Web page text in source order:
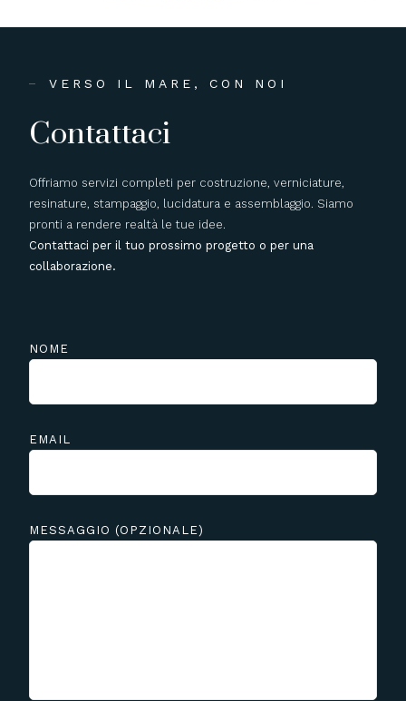
VERSO IL MARE, CON NOI
Contattaci
Offriamo servizi completi per costruzione, verniciature,
resinature, stampaggio, lucidatura e assemblaggio. Siamo
pronti a rendere realtà le tue idee.
Contattaci per il tuo prossimo progetto o per una
collaborazione.
NOME
EMAIL
MESSAGGIO (OPZIONALE)